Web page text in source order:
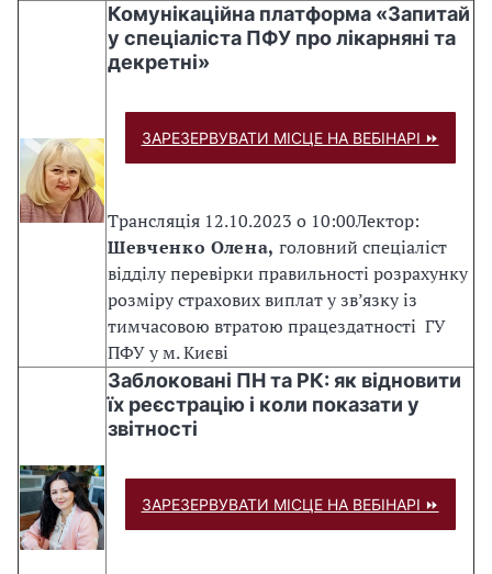
Комунікаційна платформа «Запитай
у спеціаліста ПФУ про лікарняні та
декретні»
ЗАРЕЗЕРВУВАТИ МІСЦЕ НА ВЕБІНАРІ ⏩
Трансляція 12.10.2023 о 10:00Лектор:
Шевченко Олена, головний спеціаліст
відділу перевірки правильності розрахунку
розміру страхових виплат у зв’язку із
тимчасовою втратою працездатності ГУ
ПФУ у м. Києві
Заблоковані ПН та РК: як відновити
їх реєстрацію і коли показати у
звітності
ЗАРЕЗЕРВУВАТИ МІСЦЕ НА ВЕБІНАРІ ⏩